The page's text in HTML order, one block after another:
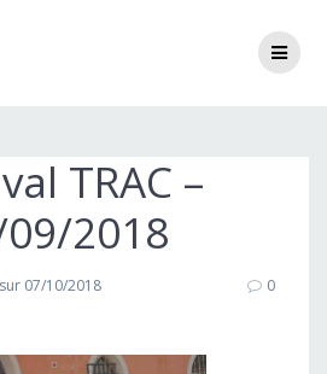
TRAC –
2018
sur 07/10/2018 0